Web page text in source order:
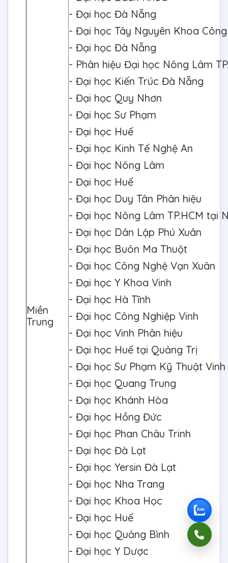
Miền
Trung
- Đại học Đà Nẵng
- Đại học Tây Nguyên Khoa
- Đại học Đà Nẵng
- Phân hiệu Đại học Nông Lâm
- Đại học Kiến Trúc Đà Nẵng
- Đại học Quy Nhơn
- Đại học Sư Phạm
- Đại học Huế
- Đại học Kinh Tế Nghệ An
- Đại học Nông Lâm
- Đại học Huế
- Đại học Duy Tân Phân hiệu
- Đại học Nông Lâm TP.HCM tại
- Đại học Dân Lập Phú Xuân
- Đại học Buôn Ma Thuột
- Đại học Công Nghệ Vạn Xuân
- Đại học Y Khoa Vinh
- Đại học Hà Tĩnh
- Đại học Công Nghiệp Vinh
- Đại học Vinh Phân hiệu
- Đại học Huế tại Quảng Trị
- Đại học Sư Phạm Kỹ Thuật Vinh
- Đại học Quang Trung
- Đại học Khánh Hòa
- Đại học Hồng Đức
- Đại học Phan Châu Trinh
- Đại học Đà Lạt
- Đại học Yersin Đà Lạt
- Đại học Nha Trang
- Đại học Khoa Học
- Đại học Huế
- Đại học Quảng Bình
- Đại học Y Dược